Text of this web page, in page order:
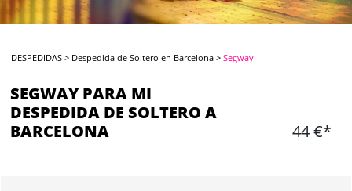
DESPEDIDAS > Despedida de Soltero en Barcelona >Segway
SEGWAY PARA MI
DESPEDIDA DE SOLTERO A
BARCELONA
44 €*